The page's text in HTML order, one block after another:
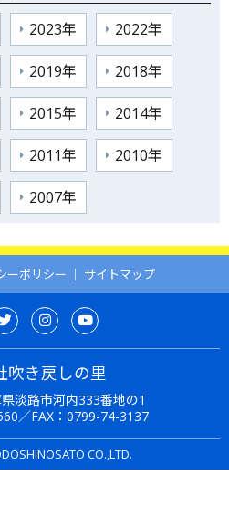
2023年 2022年
2019年 2018年
2015年 2014年
2011年 2010年
2007年
ーポリシー ｜ サイトマップ
吹き戻しの里
淡路市河内333番地の1
／FAX：0799-74-3137
CO.,LTD.